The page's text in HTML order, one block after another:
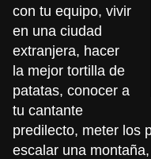
con tu equipo, vivir
en una ciudad
extranjera, hacer
la mejor tortilla de
patatas, conocer a
tu cantante
predilecto, meter los
escalar una